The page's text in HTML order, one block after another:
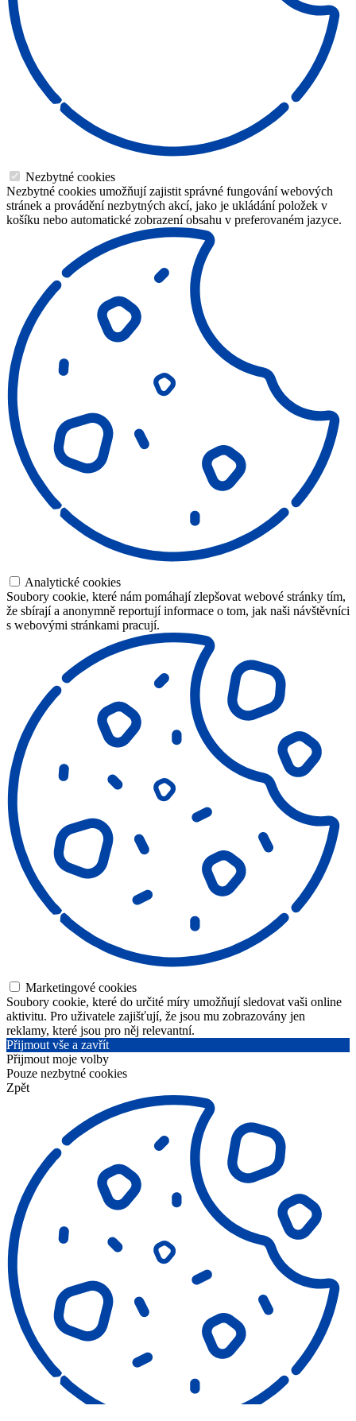
Nezbytné cookies
Nezbytné cookies umožňují zajistit správné fungování webových
stránek a provádění nezbytných akcí, jako je ukládání položek v
košíku nebo automatické zobrazení obsahu v preferovaném jazyce.
Analytické cookies
Soubory cookie, které nám pomáhají zlepšovat webové stránky tím,
že sbírají a anonymně reportují informace o tom, jak naši návštěvníci
s webovými stránkami pracují.
Marketingové cookies
Soubory cookie, které do určité míry umožňují sledovat vaši online
aktivitu. Pro uživatele zajišťují, že jsou mu zobrazovány jen
reklamy, které jsou pro něj relevantní.
Přijmout vše a zavřít
Přijmout moje volby
Pouze nezbytné cookies
Zpět